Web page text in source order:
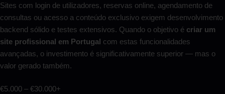
Sites com login de utilizadores, reservas online, agendamento de
consultas ou acesso a conteúdo exclusivo exigem desenvolvimento
backend sólido e testes extensivos. Quando o objetivo é criar um
site profissional em Portugal com estas funcionalidades
avançadas, o investimento é significativamente superior — mas o
valor gerado também.
€5.000 – €30.000+